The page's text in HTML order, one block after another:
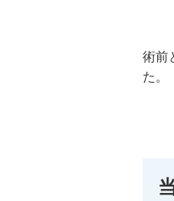
術前
た。